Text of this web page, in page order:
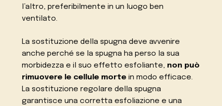
l’altro, preferibilmente in un luogo ben
ventilato.
La sostituzione della spugna deve avvenire
anche perché se la spugna ha perso la sua
morbidezza e il suo effetto esfoliante, non può
rimuovere le cellule morte in modo efficace.
La sostituzione regolare della spugna
garantisce una corretta esfoliazione e una